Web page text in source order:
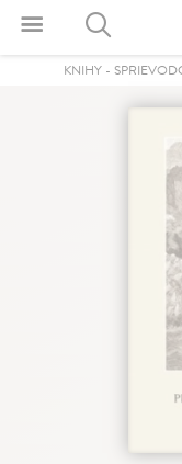
KNIHY -